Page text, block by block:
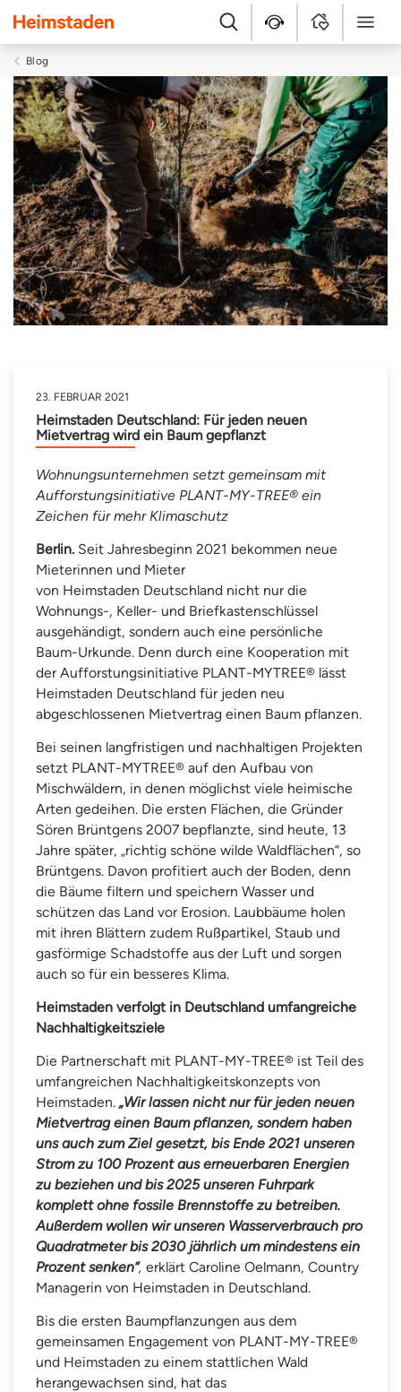
Heimstaden
Suche Kundenservice
MyHomeMenü
Blog
23. FEBRUAR 2021
Heimstaden Deutschland: Für jeden neuen
Mietvertrag wird ein Baum gepflanzt
Wohnungsunternehmen setzt gemeinsam mit
Aufforstungsinitiative PLANT-MY-TREE® ein
Zeichen für mehr Klimaschutz
Berlin. Seit Jahresbeginn 2021 bekommen neue
Mieterinnen und Mieter
von Heimstaden Deutschland nicht nur die
Wohnungs-, Keller- und Briefkastenschlüssel
ausgehändigt, sondern auch eine persönliche
Baum-Urkunde. Denn durch eine Kooperation mit
der Aufforstungsinitiative PLANT-MYTREE® lässt
Heimstaden Deutschland für jeden neu
abgeschlossenen Mietvertrag einen Baum pflanzen.
Bei seinen langfristigen und nachhaltigen Projekten
setzt PLANT-MYTREE® auf den Aufbau von
Mischwäldern, in denen möglichst viele heimische
Arten gedeihen. Die ersten Flächen, die Gründer
Sören Brüntgens 2007 bepflanzte, sind heute, 13
Jahre später, „richtig schöne wilde Waldflächen“, so
Brüntgens. Davon profitiert auch der Boden, denn
die Bäume filtern und speichern Wasser und
schützen das Land vor Erosion. Laubbäume holen
mit ihren Blättern zudem Rußpartikel, Staub und
gasförmige Schadstoffe aus der Luft und sorgen
auch so für ein besseres Klima.
Heimstaden verfolgt in Deutschland umfangreiche
Nachhaltigkeitsziele
Die Partnerschaft mit PLANT-MY-TREE® ist Teil des
umfangreichen Nachhaltigkeitskonzepts von
Heimstaden.„Wir lassen nicht nur für jeden neuen
Mietvertrag einen Baum pflanzen, sondern haben
uns auch zum Ziel gesetzt, bis Ende 2021 unseren
Strom zu 100 Prozent aus erneuerbaren Energien
zu beziehen und bis 2025 unseren Fuhrpark
komplett ohne fossile Brennstoffe zu betreiben.
Außerdem wollen wir unseren Wasserverbrauch pro
Quadratmeter bis 2030 jährlich um mindestens ein
Prozent senken“, erklärt Caroline Oelmann, Country
Managerin von Heimstaden in Deutschland.
Bis die ersten Baumpflanzungen aus dem
gemeinsamen Engagement von PLANT-MY-TREE®
und Heimstaden zu einem stattlichen Wald
herangewachsen sind, hat das